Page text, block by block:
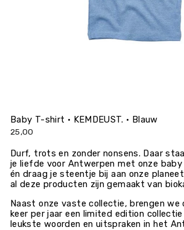
Baby T-shirt • KEMDEUST. • Blauw
25,00
Durf, trots en zonder nonsens. Daar
je liefde voor Antwerpen met onze
én draag je steentje bij aan onze
al deze producten zijn gemaakt van
Naast onze vaste collectie, brengen we
keer per jaar een limited edition
leukste woorden en uitspraken in het